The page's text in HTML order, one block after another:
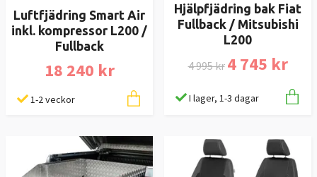
Luftfjädring Smart Air
inkl. kompressor L200 /
Fullback
18 240 kr
1-2 veckor
Hjälpfjädring bak Fiat
Fullback / Mitsubishi
L200
4 995 kr 4 745 kr
I lager, 1-3 dagar